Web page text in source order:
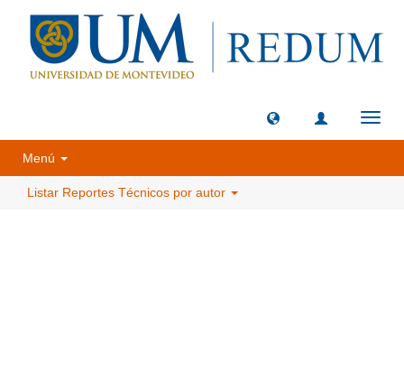
Menú
Listar Reportes Técnicos por autor